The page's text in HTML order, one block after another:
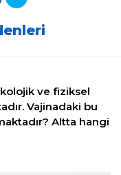
ve fiziksel
Vajinadaki bu
Altta hangi